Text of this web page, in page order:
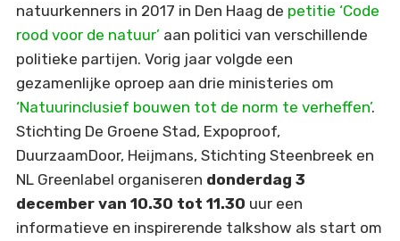
natuurkenners in 2017 in Den Haag de petitie ‘Code
rood voor de natuur’aan politici van verschillende
politieke partijen. Vorig jaar volgde een
gezamenlijke oproep aan drie ministeries om
‘Natuurinclusief bouwen tot de norm te verheffen’.
Stichting De Groene Stad, Expoproof,
DuurzaamDoor, Heijmans, Stichting Steenbreek en
NL Greenlabel organiseren donderdag 3
december van 10.30 tot 11.30 uur een
informatieve en inspirerende talkshow als start om